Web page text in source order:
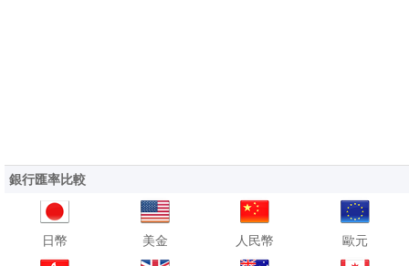
銀行匯率比較
日幣 美金 人民幣 歐元